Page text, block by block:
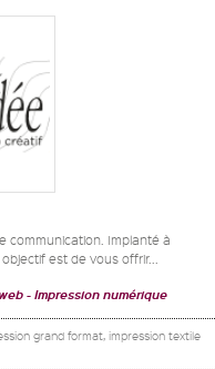
communication. Implanté à
est de vous offrir...
Impression numérique
grand format, impression textile